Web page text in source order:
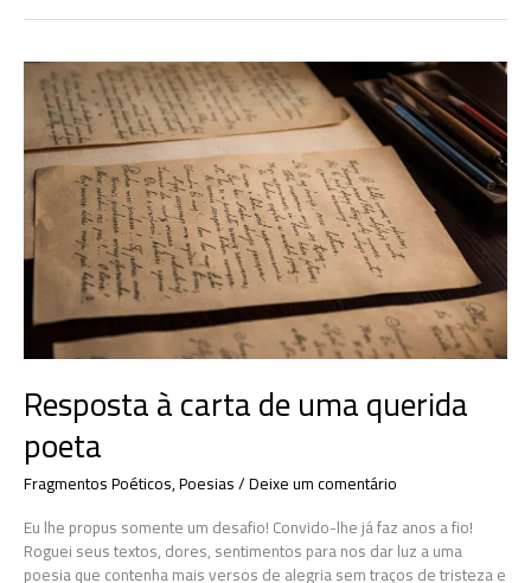
Resposta à carta de uma querida
poeta
Fragmentos Poéticos,Poesias/Deixe um comentário
Eu lhe propus somente um desafio! Convido-lhe já faz anos a fio!
Roguei seus textos, dores, sentimentos para nos dar luz a uma
poesia que contenha mais versos de alegria sem traços de tristeza e